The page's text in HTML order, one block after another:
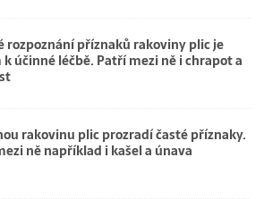
rozpoznání příznaků rakoviny plic je
k účinné léčbě. Patří mezi ně i chrapot a
rakovinu plic prozradí časté příznaky.
ně například i kašel a únava